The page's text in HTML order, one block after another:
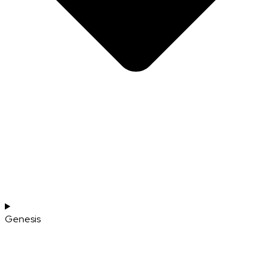
Genesis